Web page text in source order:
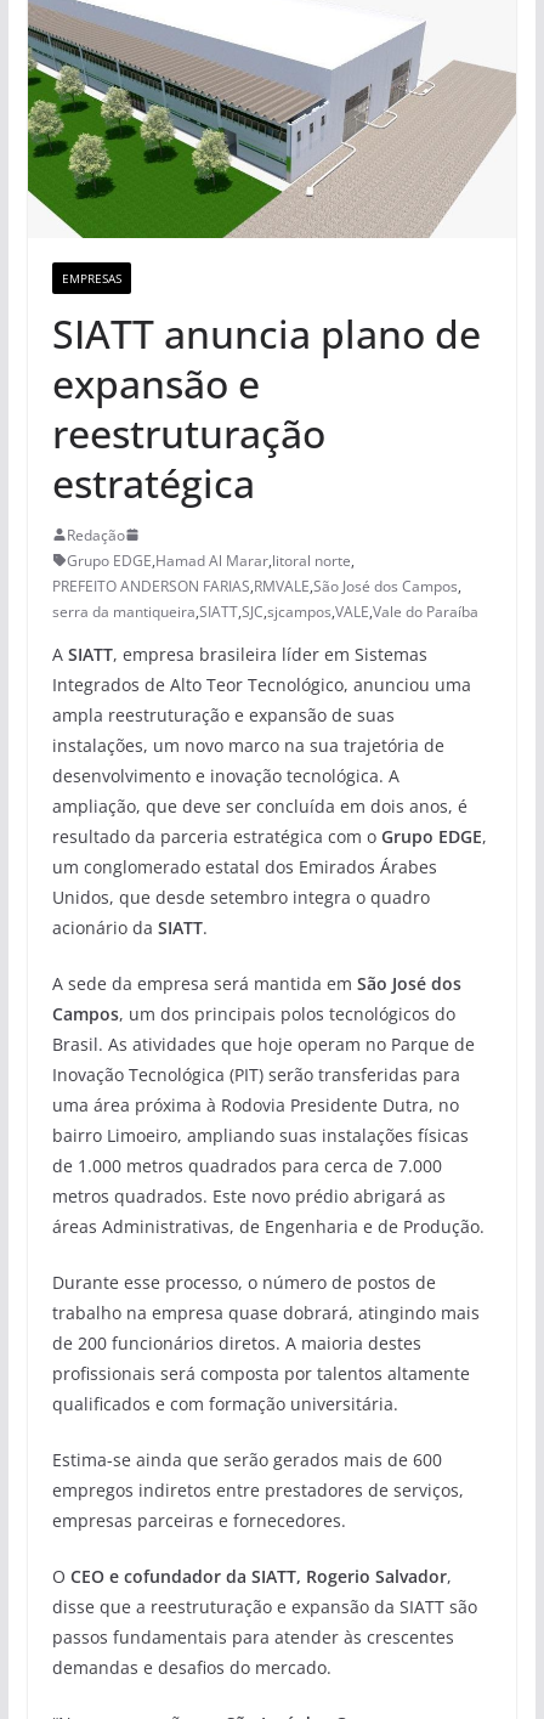
EMPRESAS
SIATT anuncia plano de
expansão e
reestruturação
estratégica
Redação
Grupo EDGE,Hamad Al Marar,litoral norte,
PREFEITO ANDERSON FARIAS,RMVALE,São José dos Campos,
serra da mantiqueira,SIATT,SJC,sjcampos,VALE,Vale do Paraíba
A SIATT, empresa brasileira líder em Sistemas
Integrados de Alto Teor Tecnológico, anunciou uma
ampla reestruturação e expansão de suas
instalações, um novo marco na sua trajetória de
desenvolvimento e inovação tecnológica. A
ampliação, que deve ser concluída em dois anos, é
resultado da parceria estratégica com o Grupo EDGE,
um conglomerado estatal dos Emirados Árabes
Unidos, que desde setembro integra o quadro
acionário da SIATT.
A sede da empresa será mantida em São José dos
Campos, um dos principais polos tecnológicos do
Brasil. As atividades que hoje operam no Parque de
Inovação Tecnológica (PIT) serão transferidas para
uma área próxima à Rodovia Presidente Dutra, no
bairro Limoeiro, ampliando suas instalações físicas
de 1.000 metros quadrados para cerca de 7.000
metros quadrados. Este novo prédio abrigará as
áreas Administrativas, de Engenharia e de Produção.
Durante esse processo, o número de postos de
trabalho na empresa quase dobrará, atingindo mais
de 200 funcionários diretos. A maioria destes
profissionais será composta por talentos altamente
qualificados e com formação universitária.
Estima-se ainda que serão gerados mais de 600
empregos indiretos entre prestadores de serviços,
empresas parceiras e fornecedores.
O CEO e cofundador da SIATT, Rogerio Salvador,
disse que a reestruturação e expansão da SIATT são
passos fundamentais para atender às crescentes
demandas e desafios do mercado.